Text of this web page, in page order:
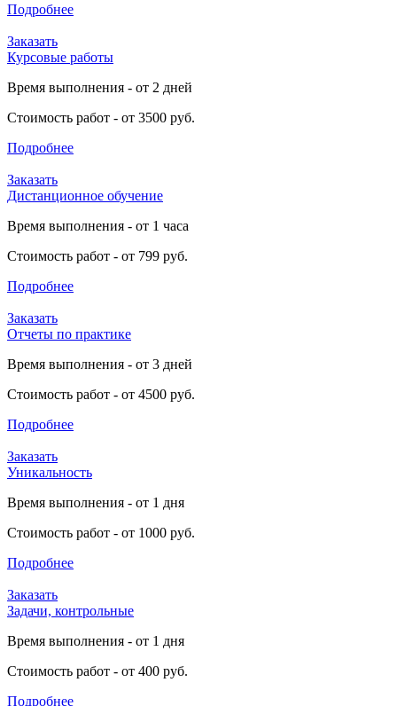
Подробнее
Заказать
Курсовые работы
Время выполнения - от 2 дней
Стоимость работ - от 3500 руб.
Подробнее
Заказать
Дистанционное обучение
Время выполнения - от 1 часа
Стоимость работ - от 799 руб.
Подробнее
Заказать
Отчеты по практике
Время выполнения - от 3 дней
Стоимость работ - от 4500 руб.
Подробнее
Заказать
Уникальность
Время выполнения - от 1 дня
Стоимость работ - от 1000 руб.
Подробнее
Заказать
Задачи, контрольные
Время выполнения - от 1 дня
Стоимость работ - от 400 руб.
Подробнее